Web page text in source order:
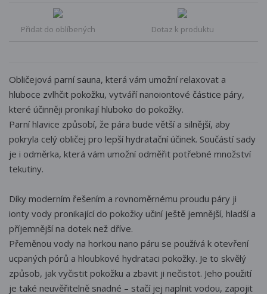
Přidat do oblíbených Dotaz k produktu
Obličejová parní sauna, která vám umožní relaxovat a
hluboce zvlhčit pokožku, vytváří nanoiontové částice páry,
které účinněji pronikají hluboko do pokožky.
Parní hlavice způsobí, že pára bude větší a silnější, aby
pokryla celý obličej pro lepší hydratační účinek. Součástí sady
je i odměrka, která vám umožní odměřit potřebné množství
tekutiny.
Díky moderním řešením a rovnoměrnému proudu páry ji
ionty vody pronikající do pokožky učiní ještě jemnější, hladší a
příjemnější na dotek než dříve.
Přeměnou vody na horkou nano páru se používá k otevření
ucpaných pórů a hloubkové hydrataci pokožky. Je to skvělý
způsob, jak vyčistit pokožku a zbavit ji nečistot. Jeho použití
je také neuvěřitelně snadné – stačí jej naplnit vodou, zapojit